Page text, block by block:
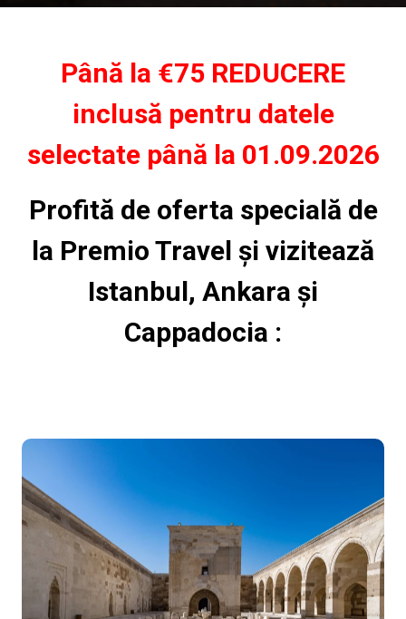
Până la €75 REDUCERE
inclusă pentru datele
selectate până la 01.09.2026
Profită de oferta specială de
la Premio Travel și vizitează
Istanbul, Ankara și
Cappadocia :